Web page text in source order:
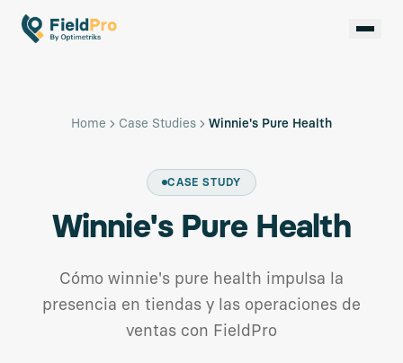
Home Case Studies Winnie's Pure Health
CASE STUDY
Winnie's Pure Health
Cómo winnie's pure health impulsa la
presencia en tiendas y las operaciones de
ventas con FieldPro